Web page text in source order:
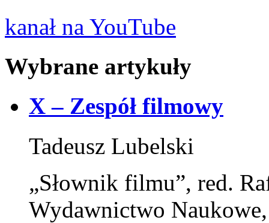
kanał na YouTube
Wybrane artykuły
X – Zespół filmowy
Tadeusz Lubelski
„Słownik filmu”, red.
Wydawnictwo